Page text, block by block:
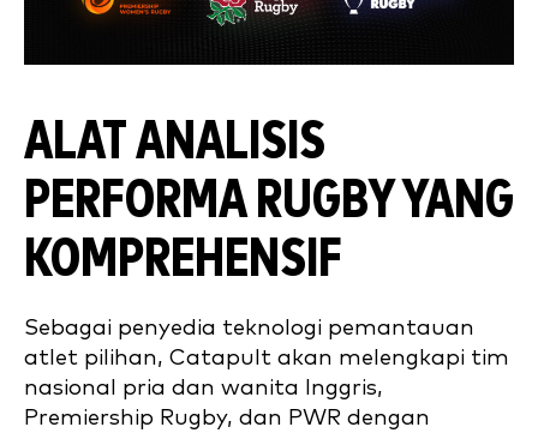
ALAT ANALISIS
PERFORMA RUGBY YANG
KOMPREHENSIF
Sebagai penyedia teknologi pemantauan
atlet pilihan, Catapult akan melengkapi tim
nasional pria dan wanita Inggris,
Premiership Rugby, dan PWR dengan